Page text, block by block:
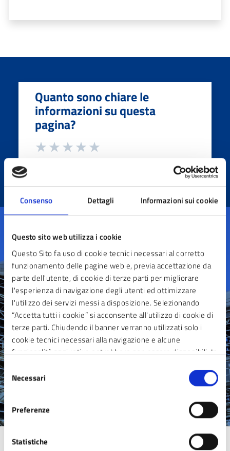
Consenso Dettagli Informazioni sui cookie
Questo sito web utilizza i cookie
Questo Sito fa uso di cookie tecnici necessari al corretto
funzionamento delle pagine web e, previa accettazione da
parte dell'utente, di cookie di terze parti per migliorare
l'esperienza di navigazione degli utenti ed ottimizzare
l'utilizzo dei servizi messi a disposizione. Selezionando
“Accetta tutti i cookie” si acconsente all'utilizzo di cookie di
terze parti. Chiudendo il banner verranno utilizzati solo i
cookie tecnici necessari alla navigazione e alcune
funzionalità aggiuntive potrebbero non essere disponibili. In
che contribuiscono a rendere fruibile il sito web abilitando
funzionalità di base quali la navigazione sulle pagine e
l’accesso alle aree protette del sito. Il sito web non è in
grado di funzionare correttamente senza questi cookie
Selezione
del
consenso
Necessari
Preferenze
Statistiche
Quanto sono chiare le
informazioni su questa
pagina?
Contatta il comune
Leggi le domande frequenti
Richiedi assistenza
Prenota appuntamento
Segnala Disservizio